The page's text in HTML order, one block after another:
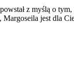
z myślą o
jest dla